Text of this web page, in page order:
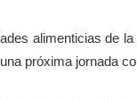
alimenticias de
próxima jornada